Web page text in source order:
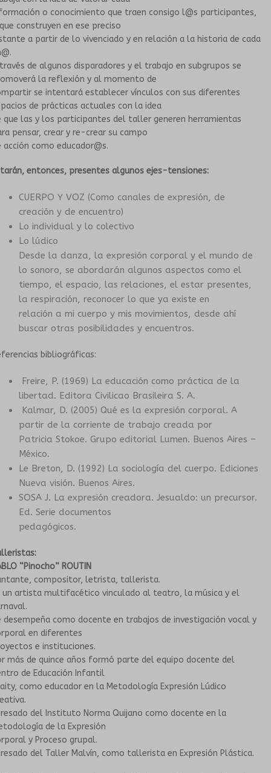
o conocimiento que traen consigo l@s participantes,
construyen en ese preciso
a partir de lo vivenciado y en relación a la historia de cada
de algunos disparadores y el trabajo en subgrupos se
la reflexión y al momento de
se intentará establecer vínculos con sus diferentes
de prácticas actuales con la idea
que las y los participantes del taller generen herramientas
pensar, crear y re-crear su campo
acción como educador@s.
entonces, presentes algunos ejes-tensiones:
CUERPO Y VOZ (Como canales de expresión, de
creación y de encuentro)
Lo individual y lo colectivo
Lo lúdico
Desde la danza, la expresión corporal y el mundo de
lo sonoro, se abordarán algunos aspectos como el
tiempo, el espacio, las relaciones, el estar presentes,
la respiración, reconocer lo que ya existe en
relación a mi cuerpo y mis movimientos, desde ahí
buscar otras posibilidades y encuentros.
bibliográficas:
Freire, P. (1969) La educación como práctica de la
libertad. Editora Civilicao Brasileira S. A.
Kalmar, D. (2005) Qué es la expresión corporal. A
partir de la corriente de trabajo creada por
Patricia Stokoe. Grupo editorial Lumen. Buenos Aires –
México.
Le Breton, D. (1992) La sociología del cuerpo. Ediciones
Nueva visión. Buenos Aires.
SOSA J. La expresión creadora. Jesualdo: un precursor.
Ed. Serie documentos
pedagógicos.
“Pinocho” ROUTIN
compositor, letrista, tallerista.
un artista multifacético vinculado al teatro, la música y el
desempeña como docente en trabajos de investigación vocal y
en diferentes
e instituciones.
más de quince años formó parte del equipo docente del
de Educación Infantil
como educador en la Metodología Expresión Lúdico
del Instituto Norma Quijano como docente en la
de la Expresión
y Proceso grupal.
del Taller Malvín, como tallerista en Expresión Plástica.